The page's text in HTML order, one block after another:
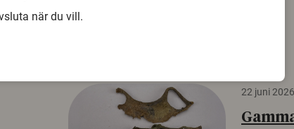
22 juni 2026
när du vill.